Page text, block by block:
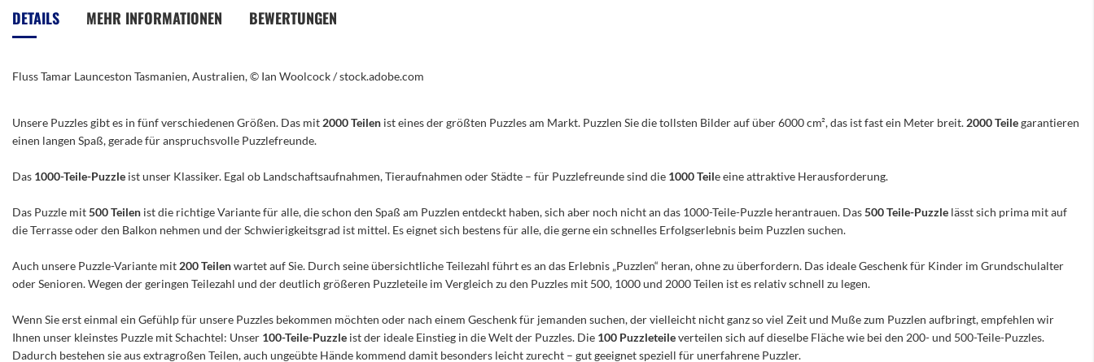
Bildergalerie
springen
DETAILS
Fluss Tamar Launceston Tasmanien, Australien, © Ian Woolcock / stock.adobe.com
MEHR INFORMATIONEN BEWERTUNGEN
Unsere Puzzles gibt es in fünf verschiedenen Größen. Das mit 2000 Teilen ist eines der größten Puzzles am Markt. Puzzlen Sie die tollsten Bilder auf über 6000 cm², das ist fast ein Meter breit. 2000 Teilegarantieren
einen langen Spaß, gerade für anspruchsvolle Puzzlefreunde.
Das 1000-Teile-Puzzle ist unser Klassiker. Egal ob Landschaftsaufnahmen, Tieraufnahmen oder Städte – für Puzzlefreunde sind die 1000 Teile eine attraktive Herausforderung.
Das Puzzle mit500 Teilen ist die richtige Variante für alle, die schon den Spaß am Puzzlen entdeckt haben, sich aber noch nicht an das 1000-Teile-Puzzle herantrauen. Das500 Teile-Puzzle lässt sich prima mit auf
die Terrasse oder den Balkon nehmen und der Schwierigkeitsgrad ist mittel. Es eignet sich bestens für alle, die gerne ein schnelles Erfolgserlebnis beim Puzzlen suchen.
Auch unsere Puzzle-Variante mit 200 Teilenwartet auf Sie. Durch seine übersichtliche Teilezahl führt es an das Erlebnis „Puzzlen“ heran, ohne zu überfordern. Das ideale Geschenk für Kinder im Grundschulalter
oder Senioren. Wegen der geringen Teilezahl und der deutlich größeren Puzzleteile im Vergleich zu den Puzzles mit 500, 1000 und 2000 Teilen ist es relativ schnell zu legen.
Wenn Sie erst einmal ein Gefühlp für unsere Puzzles bekommen möchten oder nach einem Geschenk für jemanden suchen, der vielleicht nicht ganz so viel Zeit und Muße zum Puzzlen aufbringt, empfehlen wir
Ihnen unser kleinstes Puzzle mit Schachtel: Unser 100-Teile-Puzzle ist der ideale Einstieg in die Welt der Puzzles. Die 100 Puzzleteileverteilen sich auf dieselbe Fläche wie bei den 200- und 500-Teile-Puzzles.
Dadurch bestehen sie aus extragroßen Teilen, auch ungeübte Hände kommend damit besonders leicht zurecht – gut geeignet speziell für unerfahrene Puzzler.